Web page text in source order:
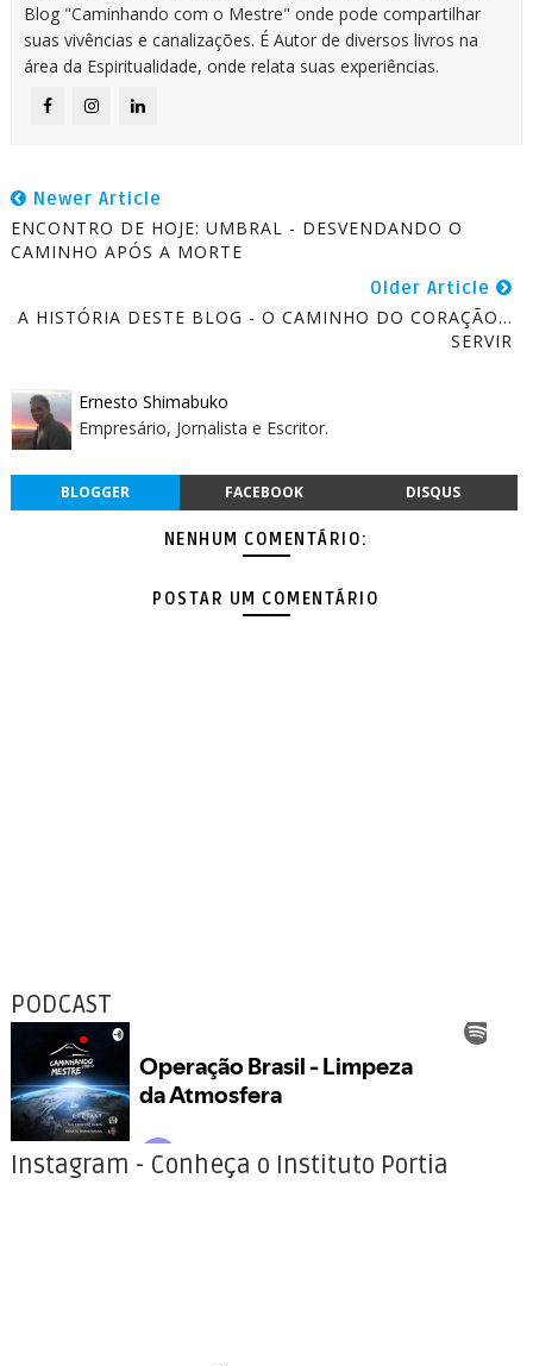
Blog "Caminhando com o Mestre" onde pode compartilhar
suas vivências e canalizações. É Autor de diversos livros na
área da Espiritualidade, onde relata suas experiências.
Newer Article
ENCONTRO DE HOJE: UMBRAL - DESVENDANDO O
CAMINHO APÓS A MORTE
Older Article
A HISTÓRIA DESTE BLOG - O CAMINHO DO CORAÇÃO...
SERVIR
Ernesto Shimabuko
Empresário, Jornalista e Escritor.
BLOGGER FACEBOOK DISQUS
NENHUM COMENTÁRIO:
POSTAR UM COMENTÁRIO
PODCAST
Instagram - Conheça o Instituto Portia